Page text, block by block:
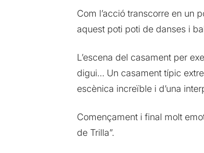
Com l’acció transcorre en un
aquest poti poti de danses i
L’escena del casament per
digui… Un casament típic
escènica increïble i d’una
Començament i final molt
de Trilla”.